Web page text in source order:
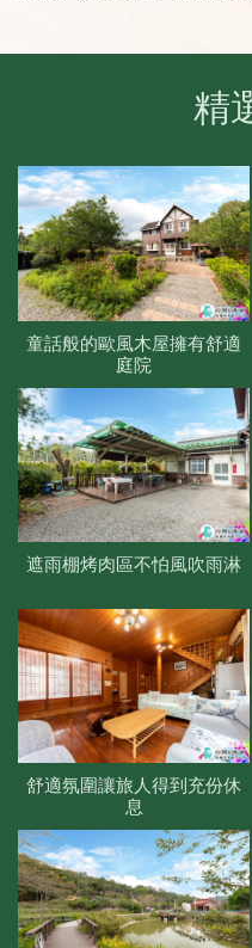
精
童話般的歐風木屋擁有舒適
庭院
遮雨棚烤肉區不怕風吹雨淋
舒適氛圍讓旅人得到充份休
息